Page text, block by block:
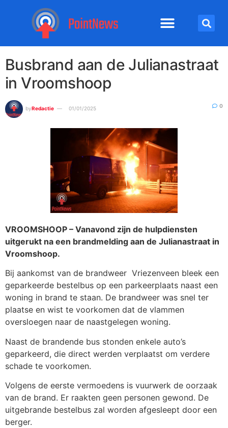
Busbrand aan de Julianastraat
in Vroomshoop
byRedactie 01/01/2025 0
VROOMSHOOP – Vanavond zijn de hulpdiensten
uitgerukt na een brandmelding aan de Julianastraat in
Vroomshoop.
Bij aankomst van de brandweer Vriezenveen bleek een
geparkeerde bestelbus op een parkeerplaats naast een
woning in brand te staan. De brandweer was snel ter
plaatse en wist te voorkomen dat de vlammen
oversloegen naar de naastgelegen woning.
Naast de brandende bus stonden enkele auto’s
geparkeerd, die direct werden verplaatst om verdere
schade te voorkomen.
Volgens de eerste vermoedens is vuurwerk de oorzaak
van de brand. Er raakten geen personen gewond. De
uitgebrande bestelbus zal worden afgesleept door een
berger.